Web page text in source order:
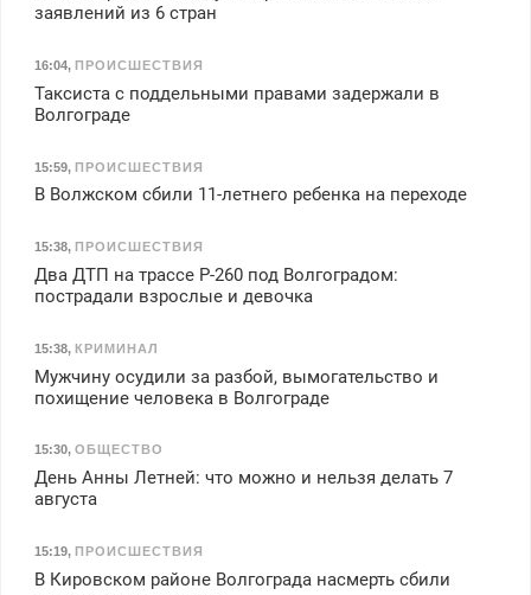
заявлений из 6 стран
16:04, ПРОИСШЕСТВИЯ
Таксиста с поддельными правами задержали в
Волгограде
15:59, ПРОИСШЕСТВИЯ
В Волжском сбили 11-летнего ребенка на переходе
15:38, ПРОИСШЕСТВИЯ
Два ДТП на трассе Р-260 под Волгоградом:
пострадали взрослые и девочка
15:38, КРИМИНАЛ
Мужчину осудили за разбой, вымогательство и
похищение человека в Волгограде
15:30, ОБЩЕСТВО
День Анны Летней: что можно и нельзя делать 7
августа
15:19, ПРОИСШЕСТВИЯ
В Кировском районе Волгограда насмерть сбили